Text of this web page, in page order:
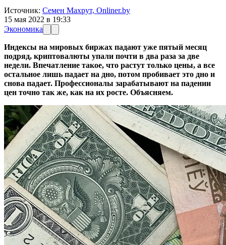
Источник: Семен Махрут, Onliner.by
15 мая 2022 в 19:33
Экономика
Индексы на мировых биржах падают уже пятый месяц
подряд, криптовалюты упали почти в два раза за две
недели. Впечатление такое, что растут только цены, а все
остальное лишь падает на дно, потом пробивает это дно и
снова падает. Профессионалы зарабатывают на падении
цен точно так же, как на их росте. Объясняем.